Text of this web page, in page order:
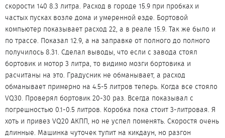
скорости 140 8.3 литра. Расход в городе 15.9 при пробках и
частых пусках возле дома и умеренной езде. Бортовой
компьютер показывает расход 22, а в реале 15.9. Так же было и
по трассе. Показал 12.9, а на заправке от полного до полного
получилось 8.31. Сделал выводы, что если с завода стоял
бортовик и мотор 3 литра, то видимо мозги бортовика и
расчитаны на это. Градусник не обманывает, а расход
обманывает примерно на 4.5-5 литров теперь. Когда все стояло
VQ30. Проверял бортовик 20-30 раз. Всегда показывал с
погрешностью 0.1-0.5 литров. Коробка пока стоит 3-литровая. Я
хоть и привез VQ20 АКПП, но не успел поменять. Скоростя очень
длинные. Машинка чуточек тупит на кикдаун, но разгон